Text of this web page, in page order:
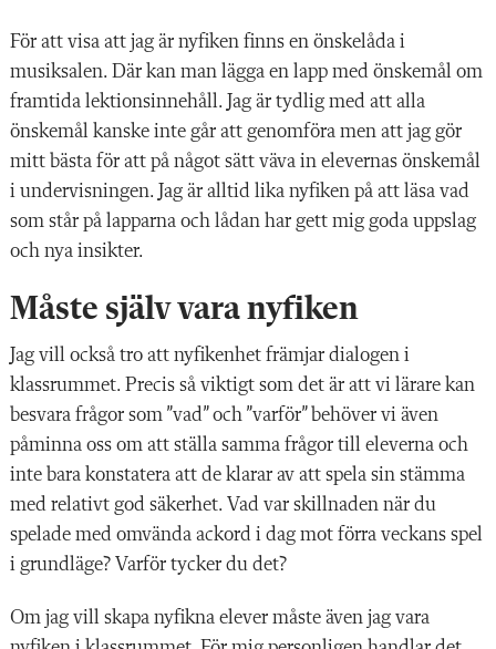
För att visa att jag är nyfiken finns en önskelåda i
musiksalen. Där kan man lägga en lapp med önskemål om
framtida lektionsinnehåll. Jag är tydlig med att alla
önskemål kanske inte går att genomföra men att jag gör
mitt bästa för att på något sätt väva in elevernas önskemål
i undervisningen. Jag är alltid lika nyfiken på att läsa vad
som står på lapparna och lådan har gett mig goda uppslag
och nya insikter.
Måste själv vara nyfiken
Jag vill också tro att nyfikenhet främjar dialogen i
klassrummet. Precis så viktigt som det är att vi lärare kan
besvara frågor som ”vad” och ”varför” behöver vi även
påminna oss om att ställa samma frågor till eleverna och
inte bara konstatera att de klarar av att spela sin stämma
med relativt god säkerhet. Vad var skillnaden när du
spelade med omvända ackord i dag mot förra veckans spel
i grundläge? Varför tycker du det?
Om jag vill skapa nyfikna elever måste även jag vara